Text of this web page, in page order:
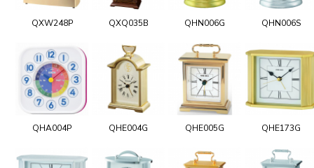
QXW248P QXQ035B QHN006G QHN006S
QHA004P QHE004G QHE005G QHE173G